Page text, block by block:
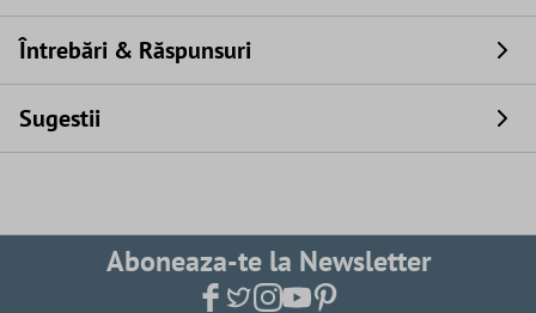
Întrebări & Răspunsuri
Sugestii
Aboneaza-te la Newsletter